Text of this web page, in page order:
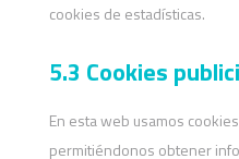
cookies de estadísticas.
5.3 Cookies
En esta web usamos
permitiéndonos obtener